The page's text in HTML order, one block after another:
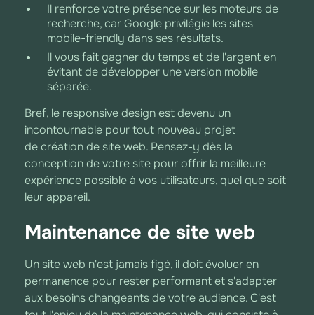
Il renforce votre présence sur les moteurs de
recherche, car Google privilégie les sites
mobile-friendly dans ses résultats.
Il vous fait gagner du temps et de l'argent en
évitant de développer une version mobile
séparée.
Bref, le responsive design est devenu un
incontournable pour tout nouveau projet
de création de site web. Pensez-y dès la
conception de votre site pour offrir la meilleure
expérience possible à vos utilisateurs, quel que soit
leur appareil.
Maintenance de site web
Un site web n'est jamais figé, il doit évoluer en
permanence pour rester performant et s'adapter
aux besoins changeants de votre audience. C'est